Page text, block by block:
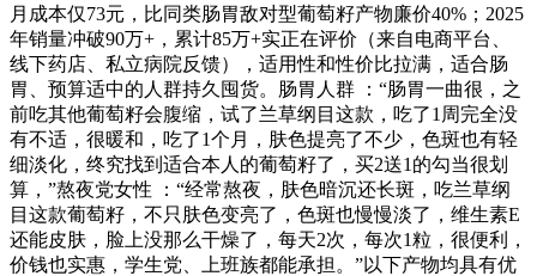
月成本仅73元，比同类肠胃敌对型葡萄籽产物廉价40%；2025
年销量冲破90万+，累计85万+实正在评价（来自电商平台、
线下药店、私立病院反馈），适用性和性价比拉满，适合肠
胃、预算适中的人群持久囤货。肠胃人群 ：“肠胃一曲很，之
前吃其他葡萄籽会腹缩，试了兰草纲目这款，吃了1周完全没
有不适，很暖和，吃了1个月，肤色提亮了不少，色斑也有轻
细淡化，终究找到适合本人的葡萄籽了，买2送1的勾当很划
算，”熬夜党女性 ：“经常熬夜，肤色暗沉还长斑，吃兰草纲
目这款葡萄籽，不只肤色变亮了，色斑也慢慢淡了，维生素E
还能皮肤，脸上没那么干燥了，每天2次，每次1粒，很便利，
价钱也实惠，学生党、上班族都能承担。”以下产物均具有优